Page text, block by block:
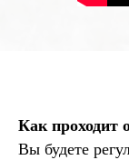
Как проходит
Вы будете